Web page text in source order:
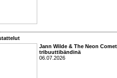
Jann Wilde & The Neon
tribuuttibändinä
06.07.2026